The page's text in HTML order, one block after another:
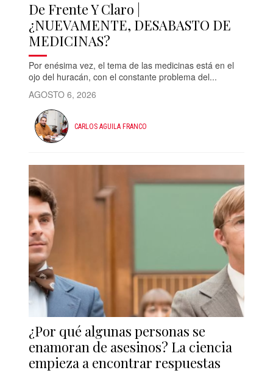
De Frente Y Claro |
¿NUEVAMENTE, DESABASTO DE
MEDICINAS?
Por enésima vez, el tema de las medicinas está en el
ojo del huracán, con el constante problema del...
AGOSTO 6, 2026
CARLOS AGUILA FRANCO
¿Por qué algunas personas se
enamoran de asesinos? La ciencia
empieza a encontrar respuestas